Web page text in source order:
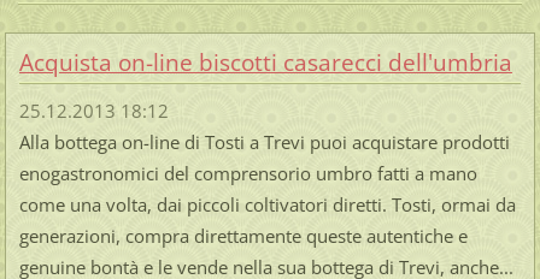
Acquista on-line biscotti casarecci dell'umbria
25.12.2013 18:12
Alla bottega on-line di Tosti a Trevi puoi acquistare prodotti
enogastronomici del comprensorio umbro fatti a mano
come una volta, dai piccoli coltivatori diretti. Tosti, ormai da
generazioni, compra direttamente queste autentiche e
genuine bontà e le vende nella sua bottega di Trevi, anche...